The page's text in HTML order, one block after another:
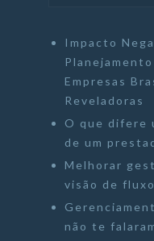
Impacto
Empresas
Reveladoras
O que difere
de um
Melhorar
visão de
não te